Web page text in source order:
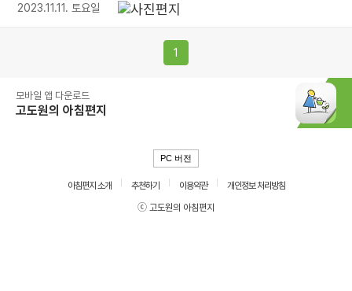
2023.11.11. 토요일
1
모바일 앱 다운로드
고도원의 아침편지
PC 버전
아침편지 소개 추천하기 이용약관
개인정보 처리방침
ⓒ 고도원의 아침편지